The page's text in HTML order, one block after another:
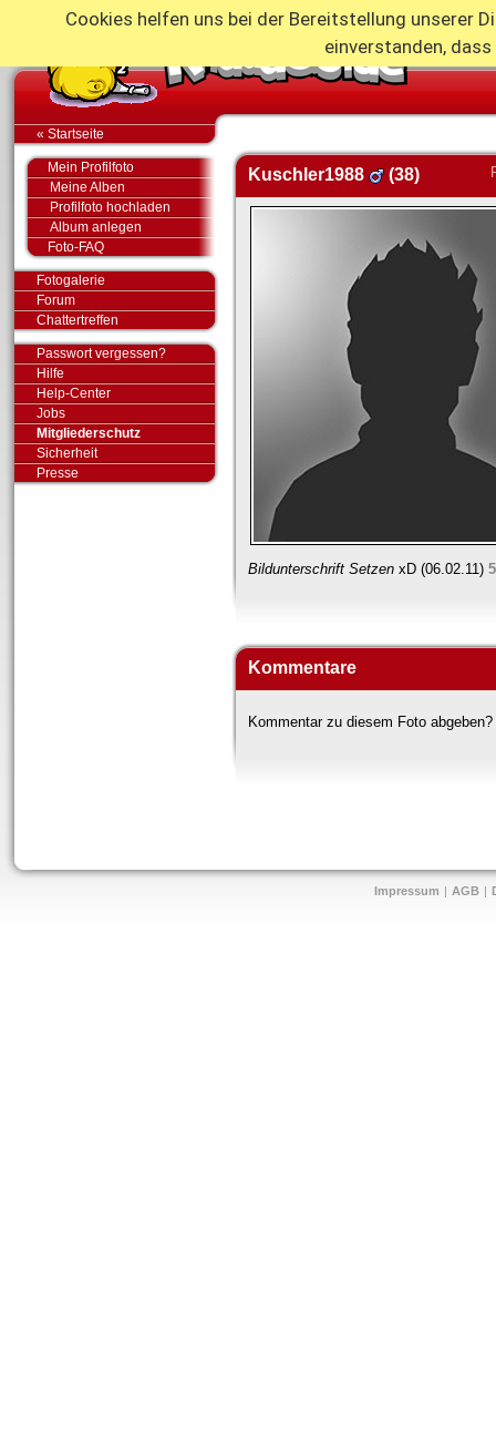
Cookies helfen uns bei der Bereitstellung unserer
einverstanden,
Kuschler1988 (38)
Bildunterschrift Setzen xD (06.02.11)
Kommentare
Kommentar zu diesem Foto abgeben?
« Startseite
Mein Profilfoto
Meine Alben
Profilfoto hochladen
Album anlegen
Foto-FAQ
Fotogalerie
Forum
Chattertreffen
Passwort vergessen?
Hilfe
Help-Center
Jobs
Mitgliederschutz
Sicherheit
Presse
Impressum | AGB |